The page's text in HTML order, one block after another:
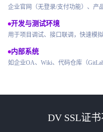
企业官网（无登录/支付功能）、产
开发与测试环境
用于项目调试、接口联调，快速模拟
内部系统
如企业OA、Wiki、代码仓库（
DV SSL证